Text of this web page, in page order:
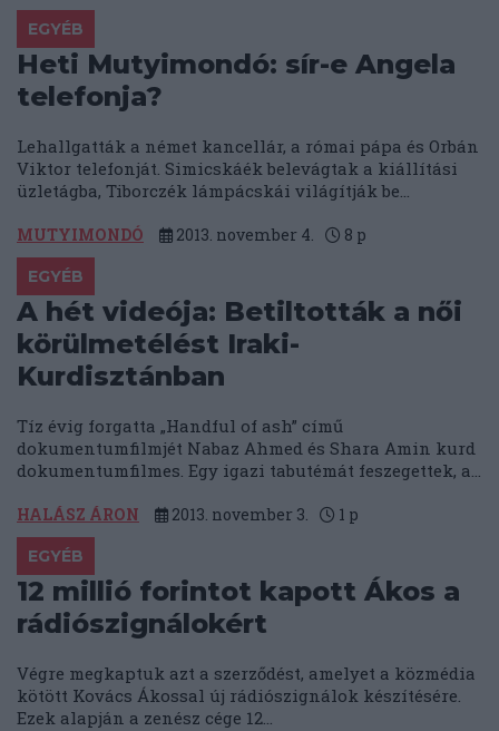
EGYÉB
Heti Mutyimondó: sír-e Angela
telefonja?
Lehallgatták a német kancellár, a római pápa és Orbán
Viktor telefonját. Simicskáék belevágtak a kiállítási
üzletágba, Tiborczék lámpácskái világítják be...
MUTYIMONDÓ 2013. november 4. 8 p
EGYÉB
A hét videója: Betiltották a női
körülmetélést Iraki-
Kurdisztánban
Tíz évig forgatta „Handful of ash” című
dokumentumfilmjét Nabaz Ahmed és Shara Amin kurd
dokumentumfilmes. Egy igazi tabutémát feszegettek, a...
HALÁSZ ÁRON 2013. november 3. 1 p
EGYÉB
12 millió forintot kapott Ákos a
rádiószignálokért
Végre megkaptuk azt a szerződést, amelyet a közmédia
kötött Kovács Ákossal új rádiószignálok készítésére.
Ezek alapján a zenész cége 12...